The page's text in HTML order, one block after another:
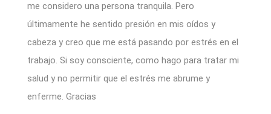
me considero una persona tranquila. Pero
últimamente he sentido presión en mis oídos y
cabeza y creo que me está pasando por estrés en el
trabajo. Si soy consciente, como hago para tratar mi
salud y no permitir que el estrés me abrume y
enferme. Gracias